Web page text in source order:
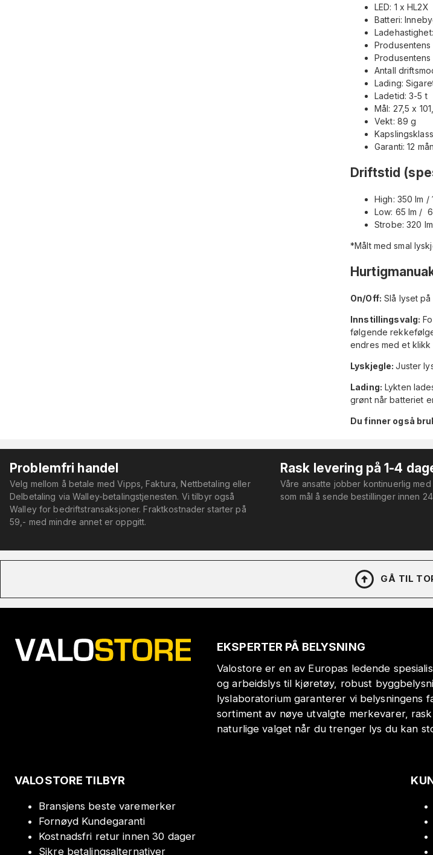
LED: 1 x HL2X
Batteri:
Antall
Lading:
Ladetid: 3-5 t
Mål: 27,5 x
Vekt: 89 g
Garanti: 12
Driftstid
High: 350 lm /
Low: 65 lm /
Strobe: 320
*Målt med smal
On/Off: Slå lyset
Innstillingsvalg:
følgende
endres med et klikk
Lyskjegle:Juster
Lading: Lykten
grønt når batteriet
Du finner også
Problemfri handel
Velg mellom å betale med Vipps, Faktura, Nettbetaling eller
Delbetaling via Walley-betalingstjenesten. Vi tilbyr også
Walley for bedriftstransaksjoner. Fraktkostnader starter på
59,- med mindre annet er oppgitt.
Rask levering på 1-4
Våre ansatte jobber kontinuerlig
som mål å sende bestillinger innen
GÅ TIL
EKSPERTER PÅ BELYSNING
Valostore er en av Europas ledende
og arbeidslys til kjøretøy, robust
lyslaboratorium garanterer vi
sortiment av nøye utvalgte merkevarer,
naturlige valget når du trenger lys du kan
VALOSTORE TILBYR
Bransjens beste varemerker
Fornøyd Kundegaranti
Kostnadsfri retur innen 30 dager
Sikre betalingsalternativer